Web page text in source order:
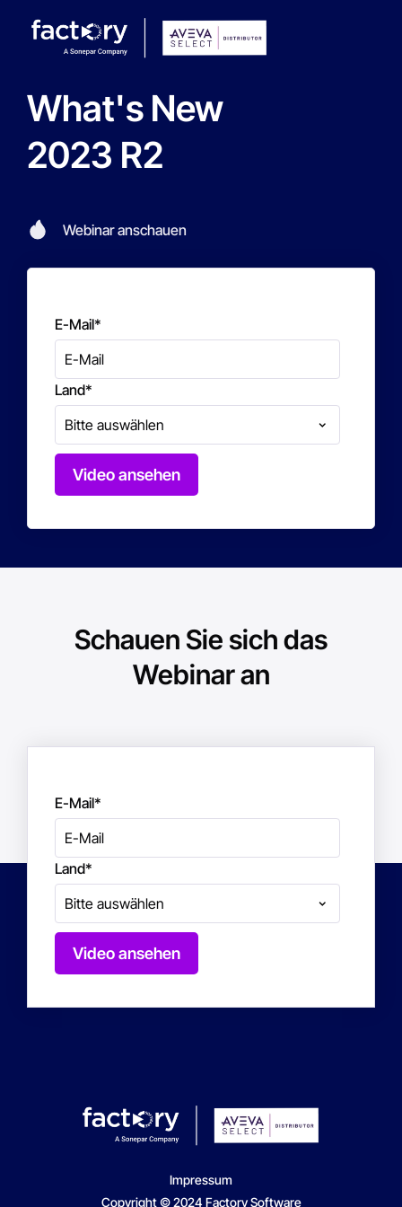
What's New
2023 R2
Webinar anschauen
E-Mail*
Land*
Schauen Sie sich das
Webinar an
E-Mail*
Land*
Impressum
Copyright © 2024 Factory Software